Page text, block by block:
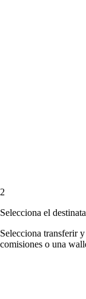
2
Selecciona el
Selecciona transferir
comisiones o una